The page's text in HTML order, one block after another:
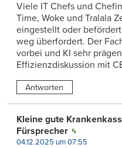
Viele IT Chefs und
Time, Woke und Tralala
eingestellt oder
weg überfordert. Der
vorbei und KI sehr
Effizienzdiskussion mit
Antworten
Kleine gute
Fürsprecher
04.12.2025 um 07:55